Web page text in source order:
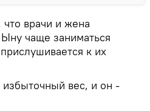
врачи и жена
чаще заниматься
к их
избыточный вес, и он -